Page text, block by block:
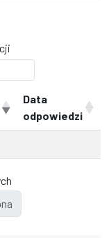
Data
odpowiedzi